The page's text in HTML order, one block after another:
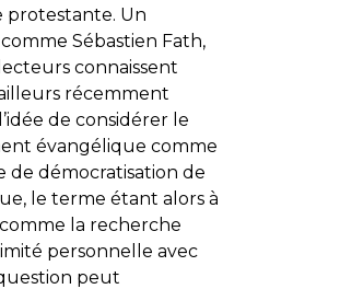
protestante. Un
Sébastien Fath,
connaissent
récemment
de considérer le
évangélique comme
de démocratisation de
le terme étant alors à
la recherche
personnelle avec
peut